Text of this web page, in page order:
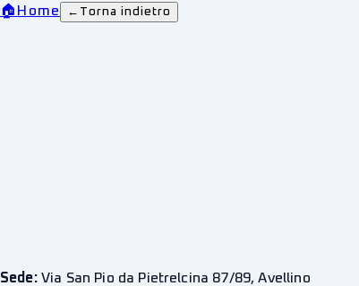
🏠 Home ← Torna indietro
Sede:Via San Pio da Pietrelcina 87/89, Avellino